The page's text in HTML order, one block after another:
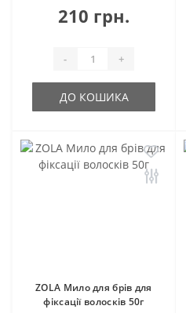
210 грн.
- +
ДО КОШИКА
ZOLA Мило для брів для
фіксації волосків 50г